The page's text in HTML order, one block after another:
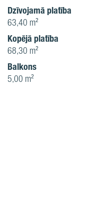
Dzīvojamā platība
63,40 m²
Kopējā platība
68,30 m²
Balkons
5,00 m²